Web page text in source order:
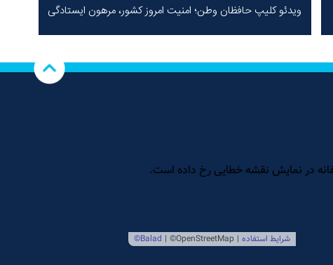
ویدئو کلیپ حافظان وطن؛ امنیت امروز کشور، مرهون ایستادگی